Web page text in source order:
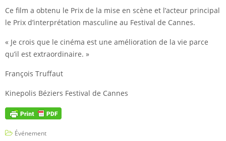
Ce film a obtenu le Prix de la mise en scène et l’acteur principal
le Prix d’interprétation masculine au Festival de Cannes.
« Je crois que le cinéma est une amélioration de la vie parce
qu’il est extraordinaire. »
François Truffaut
Kinepolis Béziers Festival de Cannes
Événement